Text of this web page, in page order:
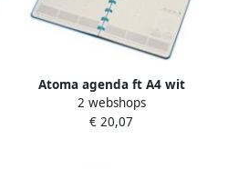
Atoma agenda ft A4 wit
papier 128 pagina&apos;s 1
week op 2 pagina&apos;s
2 webshops
€ 20,07